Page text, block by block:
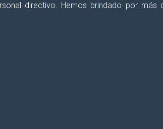
directivo. Hemos brindado por más